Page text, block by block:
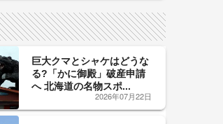
巨大クマとシャケはどうな
る?「かに御殿」破産申請
へ 北海道の名物スポ...
2026年07月22日